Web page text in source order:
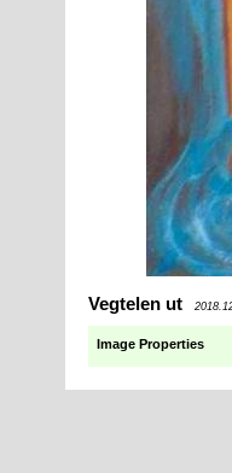
Vegtelen ut
Image Properties